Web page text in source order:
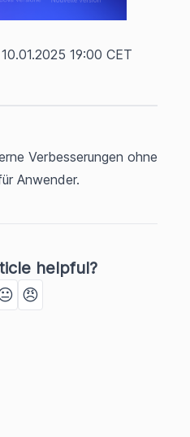
10.01.2025 19:00 CET
Verbesserungen ohne
Anwender.
helpful?
😠